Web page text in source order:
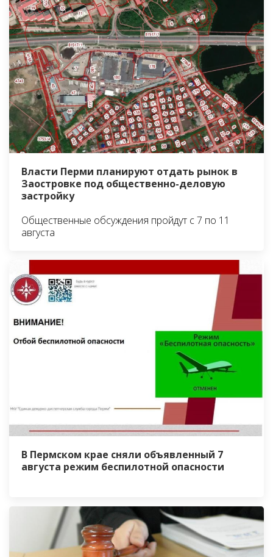
Власти Перми планируют отдать рынок в
Заостровке под общественно-деловую
застройку
Общественные обсуждения пройдут с 7 по 11
августа
В Пермском крае сняли объявленный 7
августа режим беспилотной опасности